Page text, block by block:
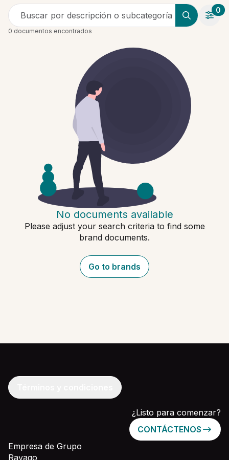
Buscar por descripción o subcategoría
0
0 documentos encontrados
No documents available
Please adjust your search criteria to find some
brand documents.
Go to brands
¿Listo para comenzar?
CONTÁCTENOS
Empresa de Grupo
Ravago